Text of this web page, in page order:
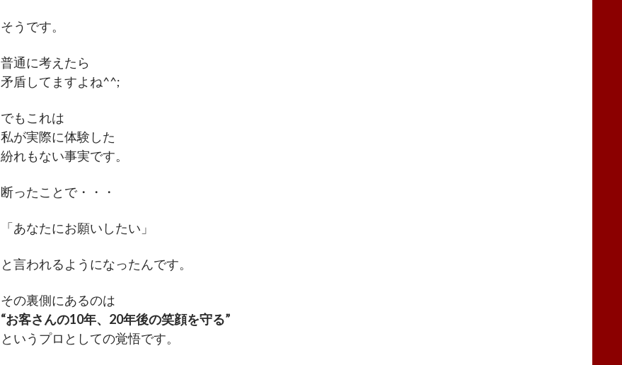
そうです。
普通に考えたら
矛盾してますよね^^;
でもこれは
私が実際に体験した
紛れもない事実です。
断ったことで・・・
「あなたにお願いしたい」
と言われるようになったんです。
その裏側にあるのは
“お客さんの10年、20年後の笑顔を守る”
というプロとしての覚悟です。